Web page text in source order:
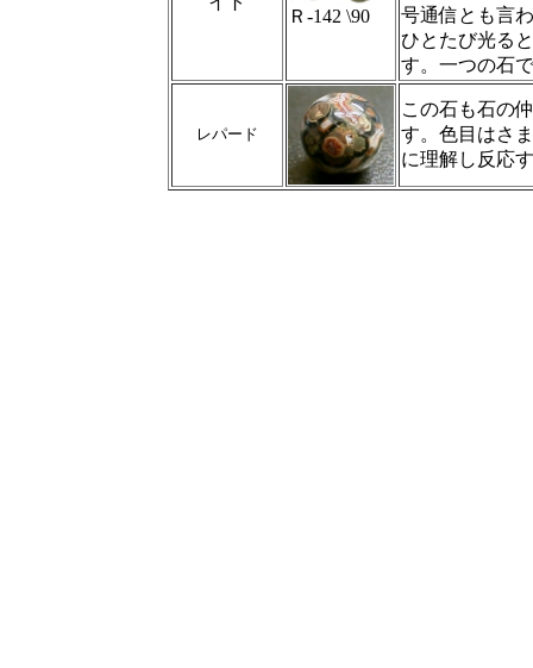
Ｒ‐142 \90
号通信とも言
ひとたび光る
す。一つの石
レパード
この石も石の
す。色目はさ
に理解し反応